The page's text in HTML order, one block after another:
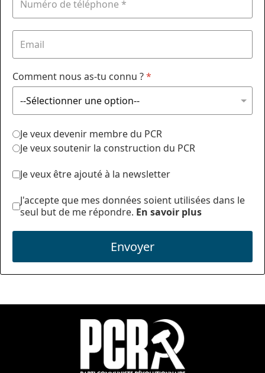
Comment nous as-tu connu ?*
Je veux devenir membre du PCR
Je veux soutenir la construction du PCR
Je veux être ajouté à la newsletter
J'accepte que mes données soient utilisées dans le
seul but de me répondre. En savoir plus
Envoyer